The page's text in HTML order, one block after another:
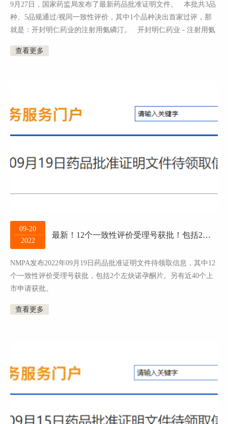
9月27日，国家药监局发布了最新药品批准证明文件。 本批共3品
种、5品规通过/视同一致性评价，其中1个品种决出首家过评，那
就是：开封明仁药业的注射用氨磷汀。 开封明仁药业 - 注射用氨
查看更多
09-20
2022
最新！12个一致性评价受理号获批！包括2个左炔诺孕酮片！
NMPA发布2022年09月19日药品批准证明文件待领取信息，其中12
个一致性评价受理号获批，包括2个左炔诺孕酮片。另有近40个上
市申请获批。
查看更多